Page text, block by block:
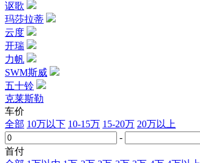
讴歌
玛莎拉蒂
云度
开瑞
力帆
SWM斯威
五十铃
克莱斯勒
车价
全部 10万以下 10-15万 15-20万 20万以上
-
首付